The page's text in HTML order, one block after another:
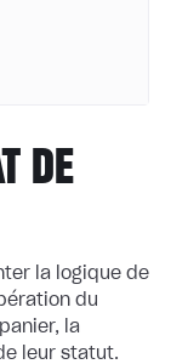
DE
la logique de
du
la
leur statut.